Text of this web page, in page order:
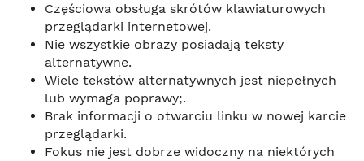
Częściowa obsługa skrótów klawiaturowych
przeglądarki internetowej.
Nie wszystkie obrazy posiadają teksty
alternatywne.
Wiele tekstów alternatywnych jest niepełnych
lub wymaga poprawy;.
Brak informacji o otwarciu linku w nowej karcie
przeglądarki.
Fokus nie jest dobrze widoczny na niektórych